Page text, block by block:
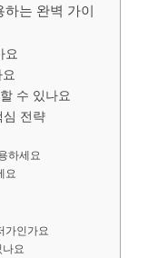
는 완벽 가이
요
수 있나요
심 전략
하세요
요
가인가요
요